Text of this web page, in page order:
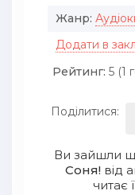
Жанр:
Додати в
Рейтинг: 5 (1
Поділитися:
Ви зайшли
Соня!від
читає